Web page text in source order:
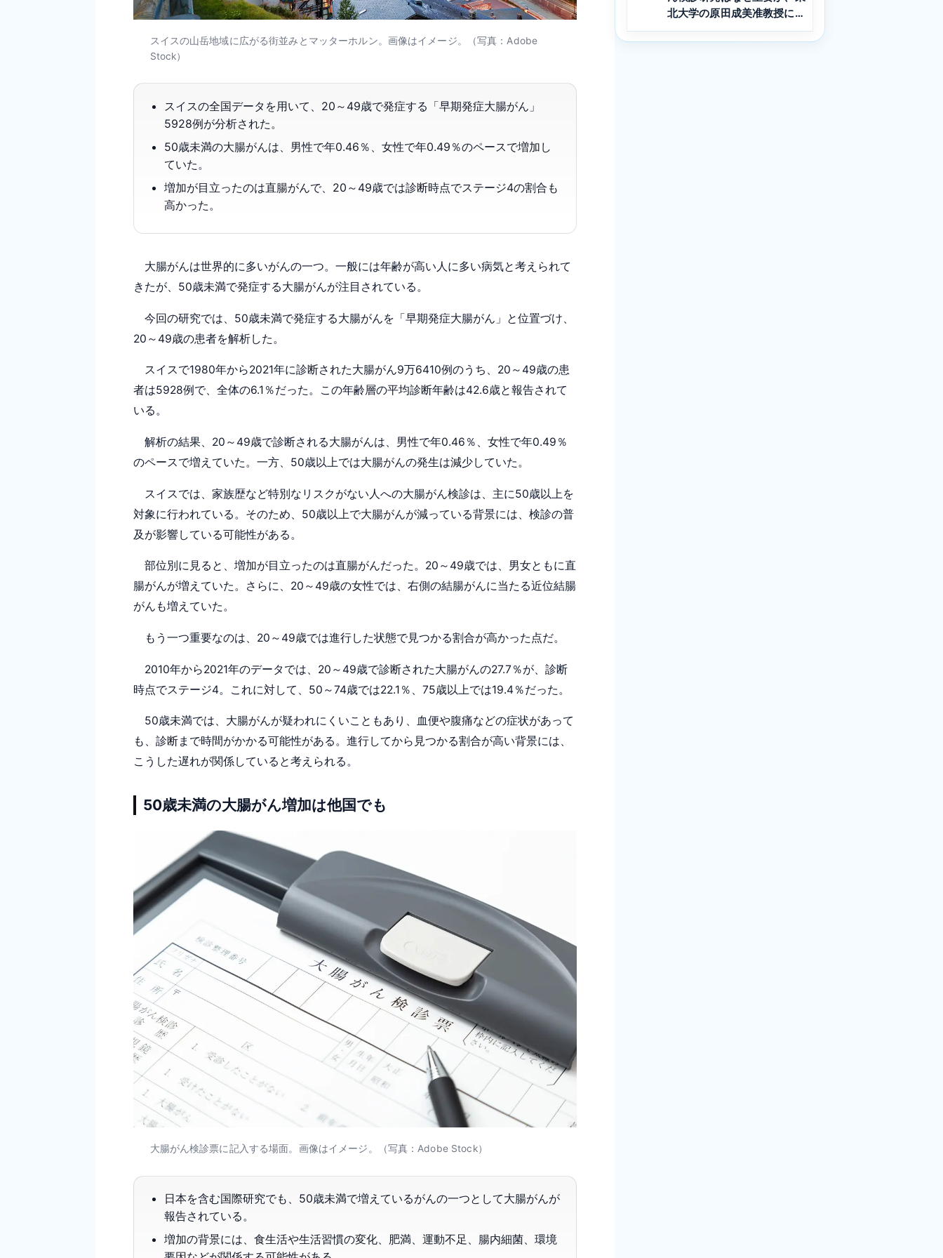
スイスの山岳地域に広がる街並みとマッターホルン。画像はイメージ。（写真：Adobe
Stock）
スイスの全国データを用いて、20～49歳で発症する「早期発症大腸がん」
5928例が分析された。
50歳未満の大腸がんは、男性で年0.46％、女性で年0.49％のペースで増加し
ていた。
増加が目立ったのは直腸がんで、20～49歳では診断時点でステージ4の割合も
高かった。
大腸がんは世界的に多いがんの一つ。一般には年齢が高い人に多い病気と考えられて
きたが、50歳未満で発症する大腸がんが注目されている。
今回の研究では、50歳未満で発症する大腸がんを「早期発症大腸がん」と位置づけ、
20～49歳の患者を解析した。
スイスで1980年から2021年に診断された大腸がん9万6410例のうち、20～49歳の患
者は5928例で、全体の6.1％だった。この年齢層の平均診断年齢は42.6歳と報告されて
いる。
解析の結果、20～49歳で診断される大腸がんは、男性で年0.46％、女性で年0.49％
のペースで増えていた。一方、50歳以上では大腸がんの発生は減少していた。
スイスでは、家族歴など特別なリスクがない人への大腸がん検診は、主に50歳以上を
対象に行われている。そのため、50歳以上で大腸がんが減っている背景には、検診の普
及が影響している可能性がある。
部位別に見ると、増加が目立ったのは直腸がんだった。20～49歳では、男女ともに直
腸がんが増えていた。さらに、20～49歳の女性では、右側の結腸がんに当たる近位結腸
がんも増えていた。
もう一つ重要なのは、20～49歳では進行した状態で見つかる割合が高かった点だ。
2010年から2021年のデータでは、20～49歳で診断された大腸がんの27.7％が、診断
時点でステージ4。これに対して、50～74歳では22.1％、75歳以上では19.4％だった。
50歳未満では、大腸がんが疑われにくいこともあり、血便や腹痛などの症状があって
も、診断まで時間がかかる可能性がある。進行してから見つかる割合が高い背景には、
こうした遅れが関係していると考えられる。
50歳未満の大腸がん増加は他国でも
大腸がん検診票に記入する場面。画像はイメージ。（写真：Adobe Stock）
日本を含む国際研究でも、50歳未満で増えているがんの一つとして大腸がんが
報告されている。
増加の背景には、食生活や生活習慣の変化、肥満、運動不足、腸内細菌、環境
北大学の原田成美准教授に聞
く Vol.3